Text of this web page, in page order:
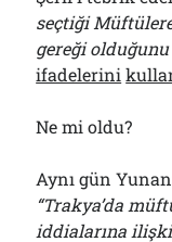
seçtiği Müftülere
gereği
ifadelerini
Ne mi oldu?
Aynı gün
“Trakya’da
iddialarına